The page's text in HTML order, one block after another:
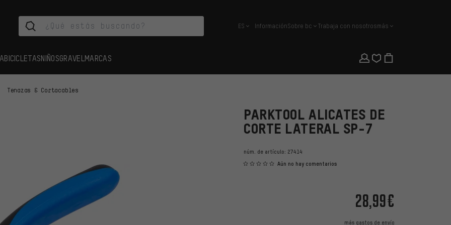
español
ES InformaciónSobre bc Trabaja con nosotrosmás
BICICLETASNIÑOSGRAVEL MARCAS
Tenazas & Cortacables
PARKTOOL ALICATES DE
CORTE LATERAL SP-7
núm. de artículo: 27414
Aún no hay comentarios
28,99€
más gastos de envío